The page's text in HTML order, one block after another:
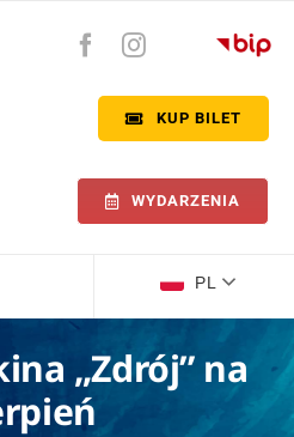
KUP BILET
WYDARZENIA
PL
„Zdrój” na